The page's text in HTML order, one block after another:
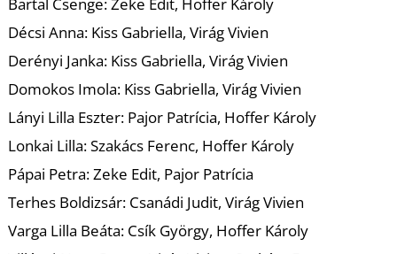
Bartal Csenge: Zeke Edit, Hoffer Károly
Décsi Anna: Kiss Gabriella, Virág Vivien
Derényi Janka: Kiss Gabriella, Virág Vivien
Domokos Imola: Kiss Gabriella, Virág Vivien
Lányi Lilla Eszter: Pajor Patrícia, Hoffer Károly
Lonkai Lilla: Szakács Ferenc, Hoffer Károly
Pápai Petra: Zeke Edit, Pajor Patrícia
Terhes Boldizsár: Csanádi Judit, Virág Vivien
Varga Lilla Beáta: Csík György, Hoffer Károly